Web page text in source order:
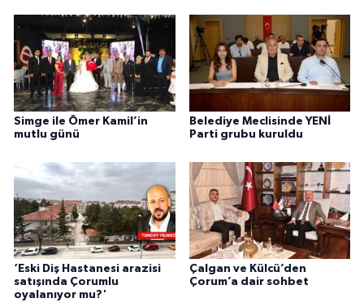
Simge ile Ömer Kamil’in
mutlu günü
Belediye Meclisinde YENİ
Parti grubu kuruldu
‘Eski Diş Hastanesi arazisi
satışında Çorumlu
oyalanıyor mu?'
Çalgan ve Külcü’den
Çorum’a dair sohbet